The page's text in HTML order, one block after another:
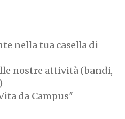
nella tua casella di
nostre attività (bandi,
da Campus"